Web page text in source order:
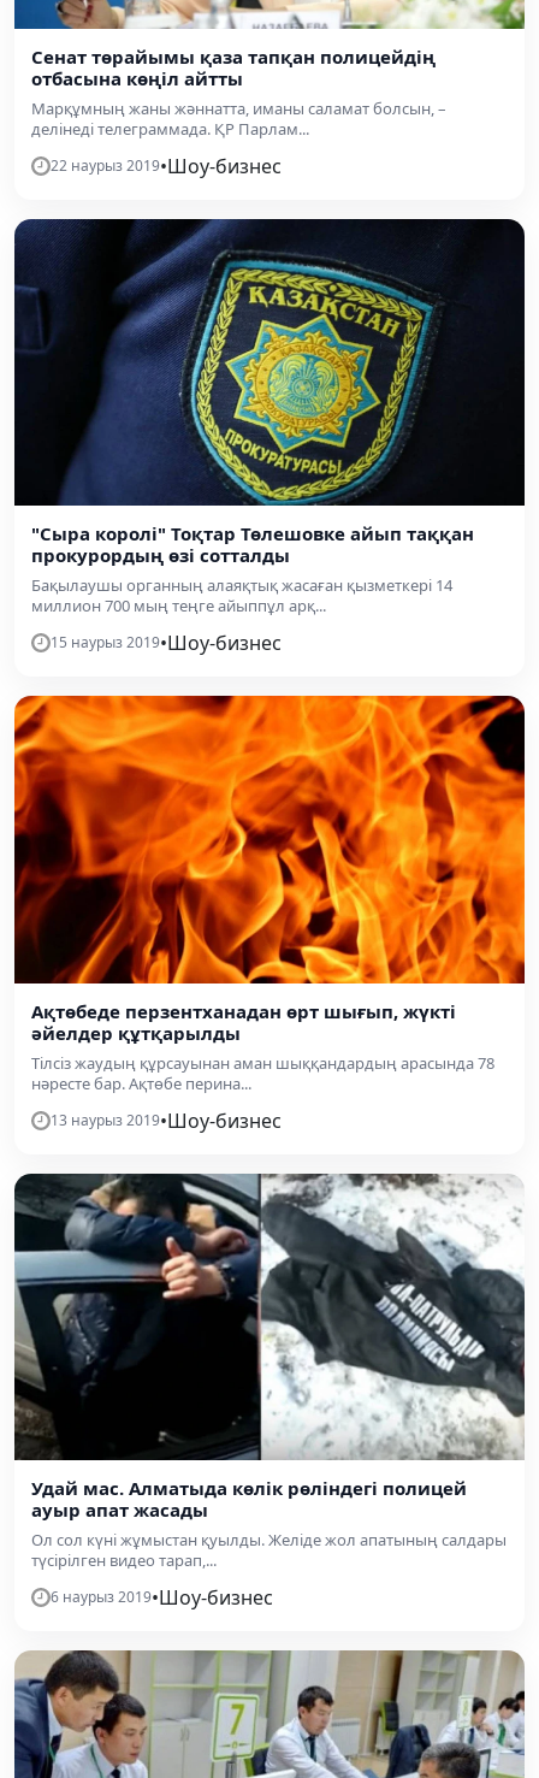
Сенат төрайымы қаза тапқан полицейдің
отбасына көңіл айтты
Марқұмның жаны жәннатта, иманы саламат болсын, –
делінеді телеграммада. ҚР Парлам...
22 наурыз 2019•Шоу-бизнес
"Сыра королі" Тоқтар Төлешовке айып таққан
прокурордың өзі сотталды
Бақылаушы органның алаяқтық жасаған қызметкері 14
миллион 700 мың теңге айыппұл арқ...
15 наурыз 2019•Шоу-бизнес
Ақтөбеде перзентханадан өрт шығып, жүкті
әйелдер құтқарылды
Тілсіз жаудың құрсауынан аман шыққандардың арасында 78
нәресте бар. Ақтөбе перина...
13 наурыз 2019•Шоу-бизнес
Удай мас. Алматыда көлік рөліндегі полицей
ауыр апат жасады
Ол сол күні жұмыстан қуылды. Желіде жол апатының салдары
түсірілген видео тарап,...
6 наурыз 2019•Шоу-бизнес